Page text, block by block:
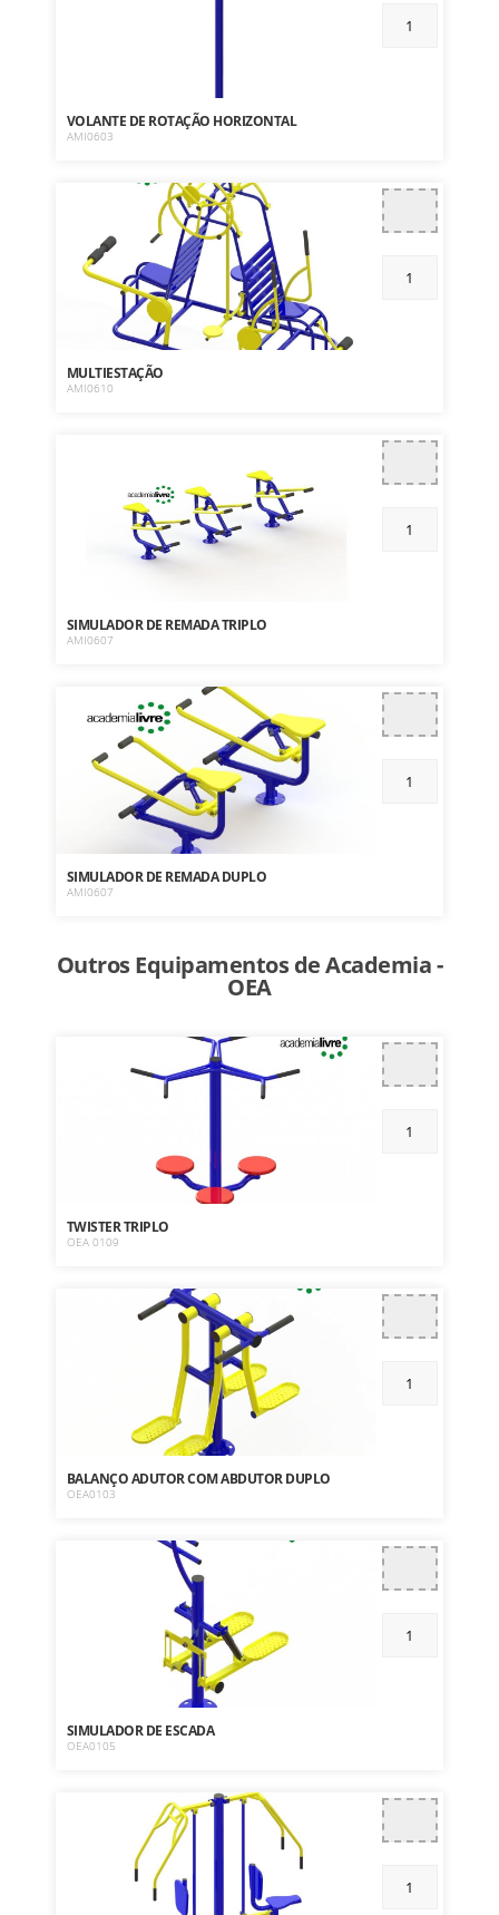
VOLANTE DE ROTAÇÃO HORIZONTAL
AMI0603
MULTIESTAÇÃO
AMI0610
SIMULADOR DE REMADA TRIPLO
AMI0607
SIMULADOR DE REMADA DUPLO
AMI0607
Outros Equipamentos de Academia -
OEA
TWISTER TRIPLO
OEA 0109
BALANÇO ADUTOR COM ABDUTOR DUPLO
OEA0103
SIMULADOR DE ESCADA
OEA0105